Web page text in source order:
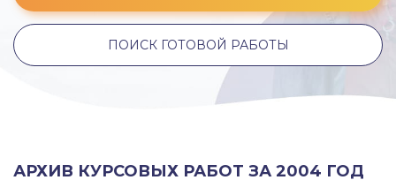
ПОИСК ГОТОВОЙ РАБОТЫ
АРХИВ КУРСОВЫХ РАБОТ ЗА 2004 ГОД